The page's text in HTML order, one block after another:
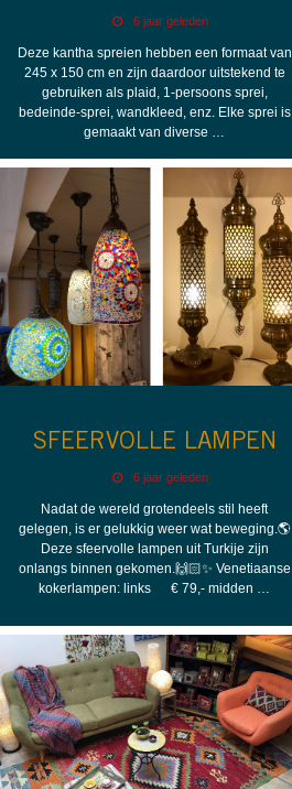
6 jaar geleden
Deze kantha spreien hebben een formaat van
245 x 150 cm en zijn daardoor uitstekend te
gebruiken als plaid, 1-persoons sprei,
bedeinde-sprei, wandkleed, enz. Elke sprei is
gemaakt van diverse …
SFEERVOLLE LAMPEN
6 jaar geleden
Nadat de wereld grotendeels stil heeft
gelegen, is er gelukkig weer wat beweging.🌎
Deze sfeervolle lampen uit Turkije zijn
onlangs binnen gekomen.🙌🏻✨ Venetiaanse
kokerlampen: links € 79,- midden …